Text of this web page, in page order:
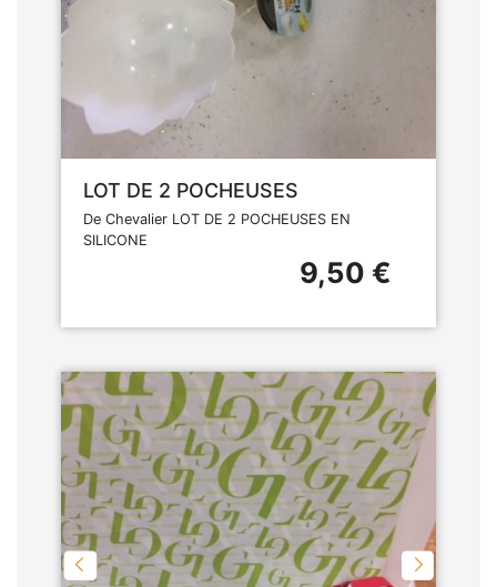
LOT DE 2 POCHEUSES
De Chevalier LOT DE 2 POCHEUSES EN
SILICONE
9,50 €